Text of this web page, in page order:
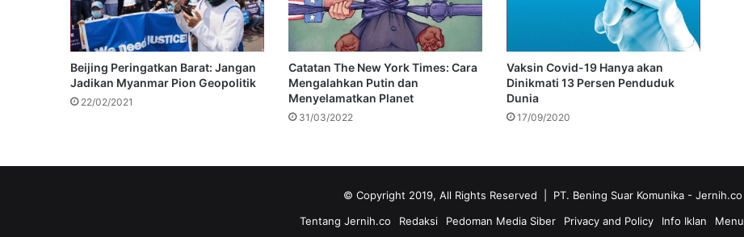
Beijing Peringatkan Barat: Jangan
Jadikan Myanmar Pion Geopolitik
22/02/2021
Catatan The New York Times: Cara
Mengalahkan Putin dan
Menyelamatkan Planet
31/03/2022
Vaksin Covid-19 Hanya akan
Dinikmati 13 Persen Penduduk
Dunia
17/09/2020
© Copyright 2019, All Rights Reserved | PT. Bening Suar Komunika - Jernih.co
Tentang Jernih.co
Redaksi Pedoman Media Siber Privacy and Policy Info Iklan Menu